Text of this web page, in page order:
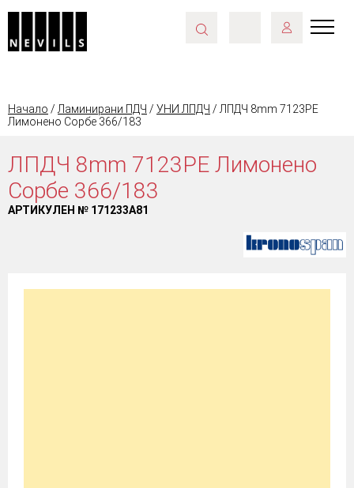
Начало / Ламинирани ПДЧ / УНИ ЛПДЧ / ЛПДЧ 8mm 7123PE
Лимонено Сорбе 366/183
ЛПДЧ 8mm 7123PE Лимонено
Сорбе 366/183
АРТИКУЛЕН № 171233A81